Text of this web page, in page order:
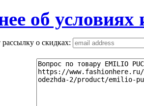
об условиях
о скидках: